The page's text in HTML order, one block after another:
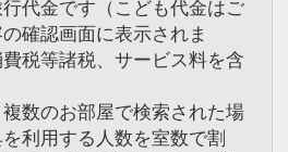
浴場）は最上階にあ
川が一望でき、
呂） では、大雪山黒岳
代金です（こども代金はご
確認画面に表示されま
税等諸税、サービス料を含
数のお部屋で検索された場
利用する人数を室数で割